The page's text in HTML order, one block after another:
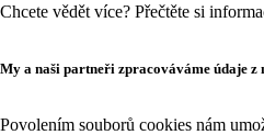
Chcete vědět více? Přečtěte si
My a naši partneři zpracováváme údaje z
Povolením souborů cookies nám